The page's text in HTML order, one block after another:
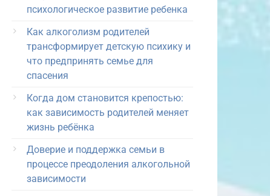
психологическое развитие ребенка
Как алкоголизм родителей
трансформирует детскую психику и
что предпринять семье для
спасения
Когда дом становится крепостью:
как зависимость родителей меняет
жизнь ребёнка
Доверие и поддержка семьи в
процессе преодоления алкогольной
зависимости